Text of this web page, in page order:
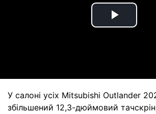
Play
У салоні усіх Mitsubishi Outlander
збільшений 12,3-дюймовий